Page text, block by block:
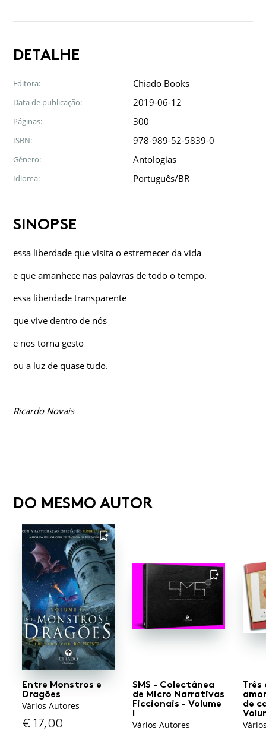
DETALHE
Editora: Chiado Books
Data de publicação: 2019-06-12
Páginas: 300
ISBN: 978-989-52-5839-0
Género: Antologias
Idioma: Português/BR
SINOPSE
essa liberdade que visita o estremecer da vida
e que amanhece nas palavras de todo o tempo.
essa liberdade transparente
que vive dentro de nós
e nos torna gesto
ou a luz de quase tudo.
Ricardo Novais
DO MESMO AUTOR
FAVORITO
Entre Monstros e
Dragões
Vários Autores
€17,00
FAVORITO
SMS - Colectânea
de Micro Narrativas
Ficcionais - Volume
I
Vários Autores
Três
de